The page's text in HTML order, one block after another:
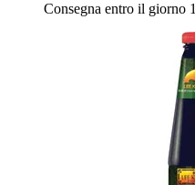
Consegna entro il giorno